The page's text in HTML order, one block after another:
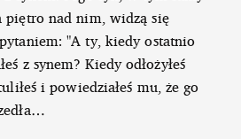
nad nim, widzą się
"A ty, kiedy ostatnio
z synem? Kiedy odłożyłeś
i powiedziałeś mu, że go